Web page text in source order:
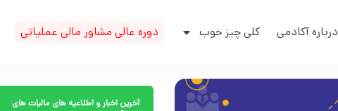
درباره آکادمی کلی چیز خوب دوره عالی مشاور مالی عملیاتی
آخرین اخبار و اطلاعیه های مالیات های